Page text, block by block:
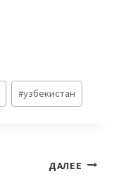
#узбекистан
ДАЛЕЕ